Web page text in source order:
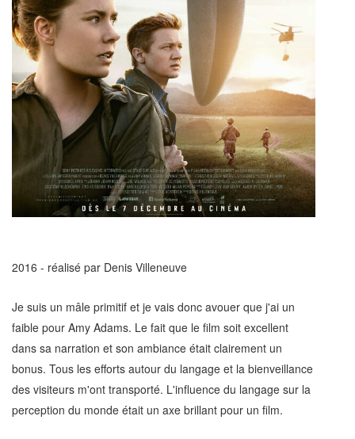
2016 - réalisé par Denis Villeneuve
Je suis un mâle primitif et je vais donc avouer que j'ai un
faible pour Amy Adams. Le fait que le film soit excellent
dans sa narration et son ambiance était clairement un
bonus. Tous les efforts autour du langage et la bienveillance
des visiteurs m'ont transporté. L'influence du langage sur la
perception du monde était un axe brillant pour un film.